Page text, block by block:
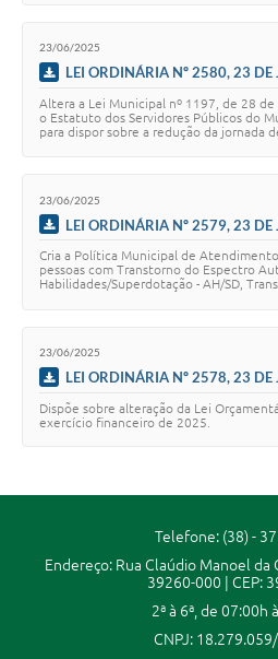
Obras
Galeria de Vídeos
Projetos
Contas Públicas
Links
Serviços Online
Diário Oficial
23/06/2025
LEI ORDINÁRIA Nº 2580, 23
Altera a Lei Municipal nº 1197, de 28
o Estatuto dos Servidores Públicos do
para dispor sobre a redução da jornada
23/06/2025
LEI ORDINÁRIA Nº 2579, 23
Cria a Política Municipal de
pessoas com Transtorno do Espectro
Habilidades/Superdotação - AH/SD,
23/06/2025
LEI ORDINÁRIA Nº 2578, 23
Dispõe sobre alteração da Lei
exercício financeiro de 2025.
Telefone: (38) -
Endereço: Rua Claúdio Manoel da
39260-000 | CEP:
2ª à 6ª, de 07:00h
CNPJ: